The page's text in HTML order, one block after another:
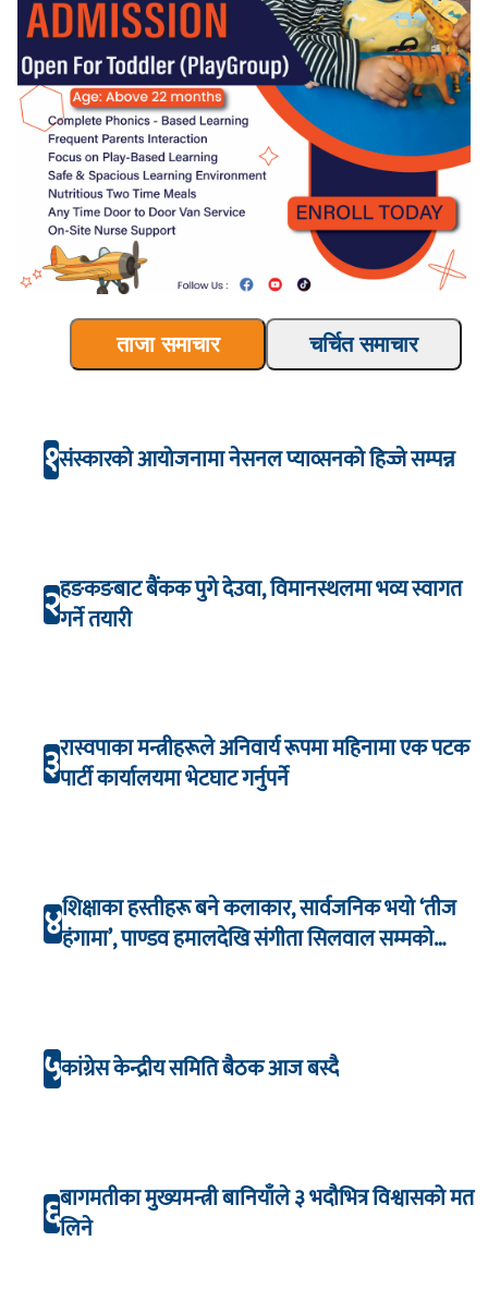
ताजा समाचार चर्चित समाचार
१संस्कारको आयोजनामा नेसनल प्याव्सनको हिज्जे सम्पन्न
२हङकङबाट बैंकक पुगे देउवा, विमानस्थलमा भव्य स्वागत
गर्ने तयारी
३रास्वपाका मन्त्रीहरूले अनिवार्य रूपमा महिनामा एक पटक
पार्टी कार्यालयमा भेटघाट गर्नुपर्ने
४शिक्षाका हस्तीहरू बने कलाकार, सार्वजनिक भयो ‘तीज
हंगामा’, पाण्डव हमालदेखि संगीता सिलवाल सम्मको
५कांग्रेस केन्द्रीय समिति बैठक आज बस्दै
६बागमतीका मुख्यमन्त्री बानियाँले ३ भदौभित्र विश्वासको मत
लिने